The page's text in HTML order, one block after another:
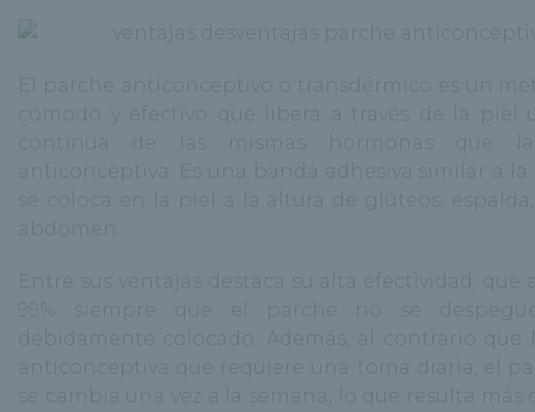
El parche anticonceptivo o transdérmico es un
cómodo y efectivo que libera a través de la piel
continua de las mismas hormonas que
anticonceptiva. Es una banda adhesiva similar a
se coloca en la piel a la altura de glúteos,
abdomen.
Entre sus ventajas destaca su alta efectividad, que
99% siempre que el parche no se
debidamente colocado. Además, al contrario que
anticonceptiva que requiere una toma diaria, el
se cambia una vez a la semana, lo que resulta más